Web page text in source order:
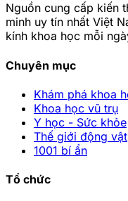
Nguồn cung cấp kiến
minh uy tín nhất Việt
kính khoa học mỗi
Chuyên mục
Khám phá khoa
Khoa học vũ trụ
Y học - Sức khỏe
Thế giới động vật
1001 bí ẩn
Tổ chức